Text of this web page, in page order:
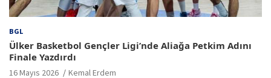
BGL
Ülker Basketbol Gençler Ligi’nde Aliağa Petkim Adını
Finale Yazdırdı
16 Mayıs 2026 Kemal Erdem